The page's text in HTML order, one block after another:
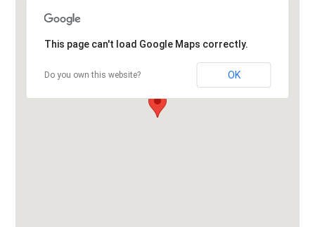
This page can't load Google Maps correctly.
Do you own this website? OK